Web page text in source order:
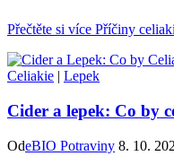
Přečtěte si více Příčiny
Celiakie | Lepek
Cider a lepek: Co by
OdeBIO Potraviny 8. 10.